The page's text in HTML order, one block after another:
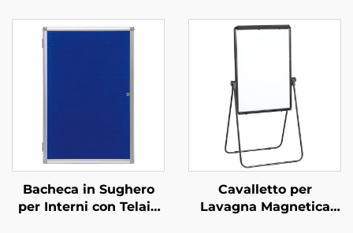
Ufficio Aula
Lavagna Scorrevole a
Strappo per Aule
Scolastiche
Bacheca in Sughero
per Interni con Telaio
Cavalletto per
Lavagna Magnetica